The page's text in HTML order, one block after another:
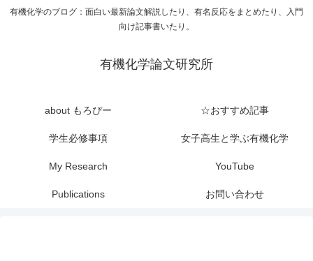
有機化学のブログ：面白い最新論文解説したり、有名反応をまとめたり、入門
向け記事書いたり。
有機化学論文研究所
about もろぴー ☆おすすめ記事
学生必修事項 女子高生と学ぶ有機化学
My Research YouTube
Publications お問い合わせ